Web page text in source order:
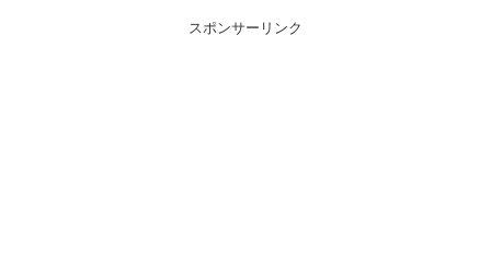
スポンサーリンク